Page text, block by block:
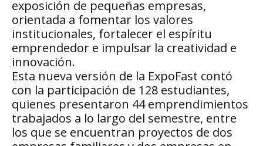
exposición de pequeñas empresas,
orientada a fomentar los valores
institucionales, fortalecer el espíritu
emprendedor e impulsar la creatividad e
innovación.
Esta nueva versión de la ExpoFast contó
con la participación de 128 estudiantes,
quienes presentaron 44 emprendimientos
trabajados a lo largo del semestre, entre
los que se encuentran proyectos de dos